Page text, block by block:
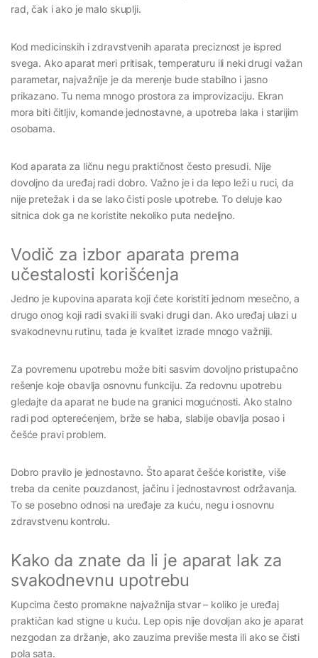
rad, čak i ako je malo skuplji.
Kod medicinskih i zdravstvenih aparata preciznost je ispred
svega. Ako aparat meri pritisak, temperaturu ili neki drugi važan
parametar, najvažnije je da merenje bude stabilno i jasno
prikazano. Tu nema mnogo prostora za improvizaciju. Ekran
mora biti čitljiv, komande jednostavne, a upotreba laka i starijim
osobama.
Kod aparata za ličnu negu praktičnost često presudi. Nije
dovoljno da uređaj radi dobro. Važno je i da lepo leži u ruci, da
nije pretežak i da se lako čisti posle upotrebe. To deluje kao
sitnica dok ga ne koristite nekoliko puta nedeljno.
Vodič za izbor aparata prema
učestalosti korišćenja
Jedno je kupovina aparata koji ćete koristiti jednom mesečno, a
drugo onog koji radi svaki ili svaki drugi dan. Ako uređaj ulazi u
svakodnevnu rutinu, tada je kvalitet izrade mnogo važniji.
Za povremenu upotrebu može biti sasvim dovoljno pristupačno
rešenje koje obavlja osnovnu funkciju. Za redovnu upotrebu
gledajte da aparat ne bude na granici mogućnosti. Ako stalno
radi pod opterećenjem, brže se haba, slabije obavlja posao i
češće pravi problem.
Dobro pravilo je jednostavno. Što aparat češće koristite, više
treba da cenite pouzdanost, jačinu i jednostavnost održavanja.
To se posebno odnosi na uređaje za kuću, negu i osnovnu
zdravstvenu kontrolu.
Kako da znate da li je aparat lak za
svakodnevnu upotrebu
Kupcima često promakne najvažnija stvar – koliko je uređaj
praktičan kad stigne u kuću. Lep opis nije dovoljan ako je aparat
nezgodan za držanje, ako zauzima previše mesta ili ako se čisti
pola sata.